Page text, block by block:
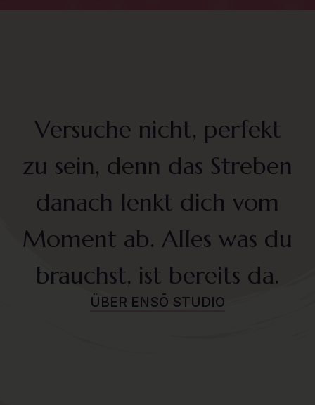
Versuche nicht, perfekt
zu sein, denn das Streben
danach lenkt dich vom
Moment ab. Alles was du
brauchst, ist bereits da.
ÜBER ENSŌ STUDIO